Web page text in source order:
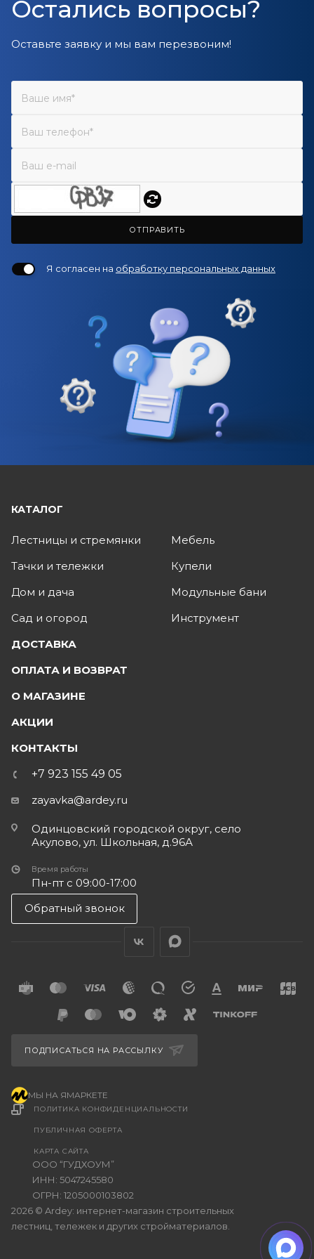
Остались вопросы?
Оставьте заявку и мы вам перезвоним!
ОТПРАВИТЬ
Я согласен на обработку персональных данных
КАТАЛОГ
Лестницы и стремянки
Тачки и тележки
Дом и дача
Сад и огород
Мебель
Купели
Модульные бани
Инструмент
ДОСТАВКА
ОПЛАТА И ВОЗВРАТ
О МАГАЗИНЕ
АКЦИИ
КОНТАКТЫ
+7 923 155 49 05
zayavka@ardey.ru
Одинцовский городской округ, село
Акулово, ул. Школьная, д.96А
Время работы
Пн-пт с 09:00-17:00
Обратный звонок
2026 © Ardey: интернет-магазин строительных
лестниц, тележек и других стройматериалов.
ООО “ГУДХОУМ”
ИНН: 5047245580
ОГРН: 1205000103802
ПОЛИТИКА КОНФИДЕНЦИАЛЬНОСТИ
ПУБЛИЧНАЯ ОФЕРТА
КАРТА САЙТА
ПОДПИСАТЬСЯ НА РАССЫЛКУ
МЫ НА ЯМАРКЕТЕ